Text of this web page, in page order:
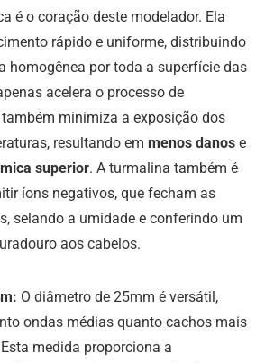
é o coração deste modelador. Ela
rápido e uniforme, distribuindo
homogênea por toda a superfície das
acelera o processo de
minimiza a exposição dos
resultando em menos danos e
superior. A turmalina também é
íons negativos, que fecham as
selando a umidade e conferindo um
aos cabelos.
O diâmetro de 25mm é versátil,
ondas médias quanto cachos mais
medida proporciona a